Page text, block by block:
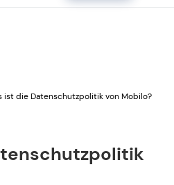
ist die Datenschutzpolitik von Mobilo?